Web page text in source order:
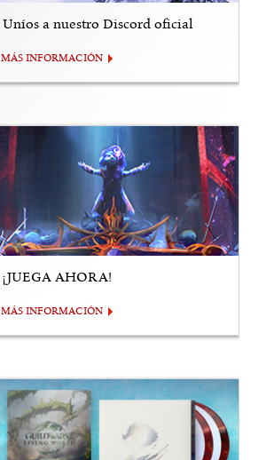
Uníos a nuestro Discord oficial
MÁS INFORMACIÓN
¡JUEGA AHORA!
MÁS INFORMACIÓN